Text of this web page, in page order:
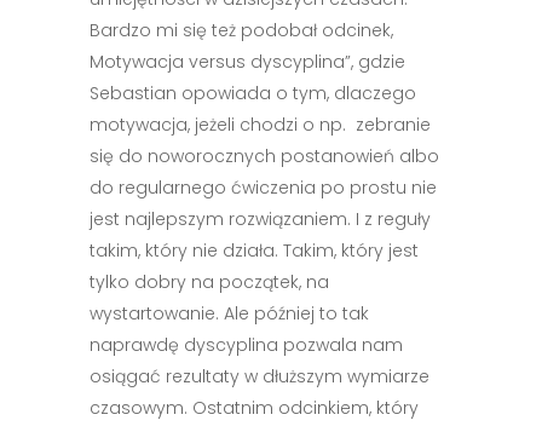
Bardzo mi się też podobał odcinek,
Motywacja versus dyscyplina”, gdzie
Sebastian opowiada o tym, dlaczego
motywacja, jeżeli chodzi o np. zebranie
się do noworocznych postanowień albo
do regularnego ćwiczenia po prostu nie
jest najlepszym rozwiązaniem. I z reguły
takim, który nie działa. Takim, który jest
tylko dobry na początek, na
wystartowanie. Ale później to tak
naprawdę dyscyplina pozwala nam
osiągać rezultaty w dłuższym wymiarze
czasowym. Ostatnim odcinkiem, który